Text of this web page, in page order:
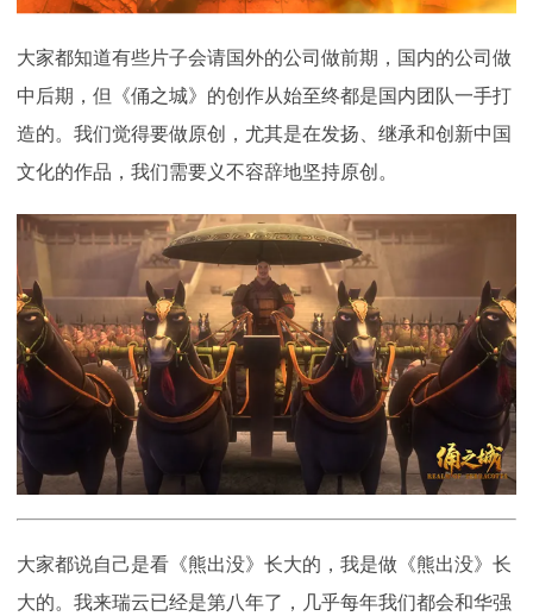
大家都知道有些片子会请国外的公司做前期，国内的公司做
中后期，但《俑之城》的创作从始至终都是国内团队一手打
造的。我们觉得要做原创，尤其是在发扬、继承和创新中国
文化的作品，我们需要义不容辞地坚持原创。
大家都说自己是看《熊出没》长大的，我是做《熊出没》长
大的。我来瑞云已经是第八年了，几乎每年我们都会和华强